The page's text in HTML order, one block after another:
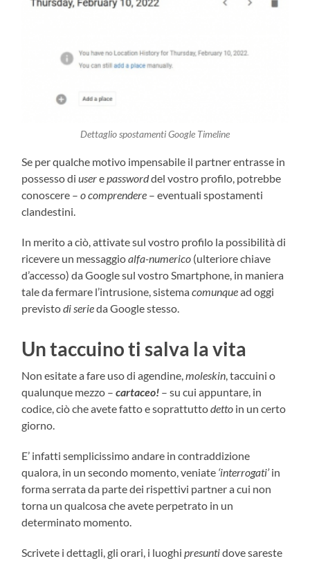
Dettaglio spostamenti Google Timeline
Se per qualche motivo impensabile il partner entrasse in
possesso diuserepassworddel vostro profilo, potrebbe
conoscere –o comprendere – eventuali spostamenti
clandestini.
In merito a ciò, attivate sul vostro profilo la possibilità di
ricevere un messaggioalfa-numerico (ulteriore chiave
d’accesso) da Google sul vostro Smartphone, in maniera
tale da fermare l’intrusione, sistemacomunquead oggi
previstodi serieda Google stesso.
Un taccuino ti salva la vita
Non esitate a fare uso di agendine,moleskin, taccuini o
qualunque mezzo –cartaceo! – su cui appuntare, in
codice, ciò che avete fatto e soprattuttodetto in un certo
giorno.
E’ infatti semplicissimo andare in contraddizione
qualora, in un secondo momento, veniate ‘interrogati’in
forma serrata da parte dei rispettivi partner a cui non
torna un qualcosa che avete perpetrato in un
determinato momento.
Scrivete i dettagli, gli orari, i luoghipresuntidove sareste